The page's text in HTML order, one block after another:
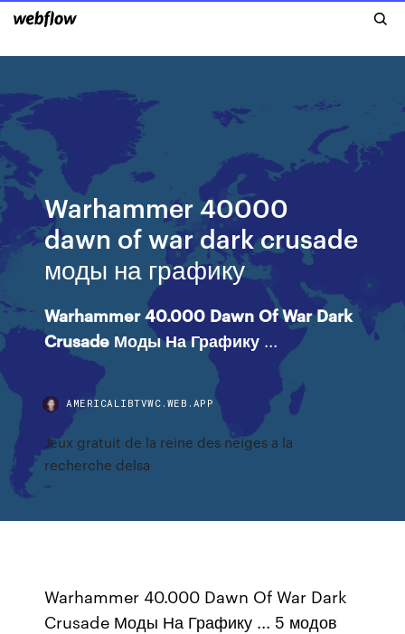
Warhammer 40000
dawn of war dark crusade
моды на графику
Warhammer 40.000 Dawn Of War Dark
Crusade Моды На Графику ...
AMERICALIBTVWC.WEB.APP
Jeux gratuit de la reine des neiges a la
recherche delsa
Warhammer 40.000 Dawn Of War Dark
Crusade Моды На Графику ... 5 модов